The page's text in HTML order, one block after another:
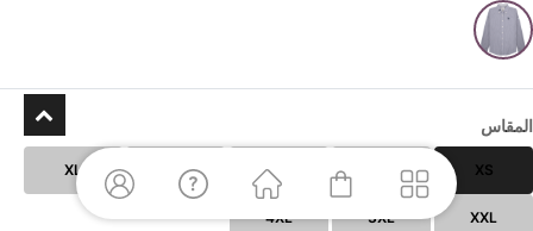
المقاس
XS
M
XL
XXL
3XL
4XL